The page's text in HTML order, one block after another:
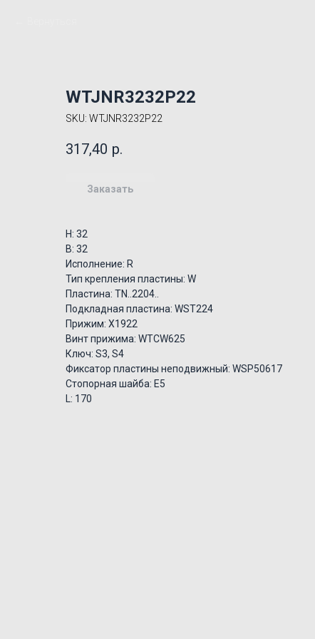
WTJNR3232P22
SKU: WTJNR3232P22
317,40 р.
Заказать
H: 32
B: 32
Исполнение: R
Тип крепления пластины: W
Пластина: TN..2204..
Подкладная пластина: WST224
Прижим: X1922
Винт прижима: WTCW625
Ключ: S3, S4
Фиксатор пластины неподвижный: WSP50617
Стопорная шайба: E5
L: 170